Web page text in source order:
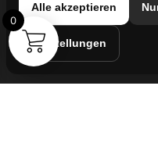
KVK-Nummer: 74829491
Umsatzsteuer-ID:
NL860042352B01
Alle akzeptieren
Einstellungen
0